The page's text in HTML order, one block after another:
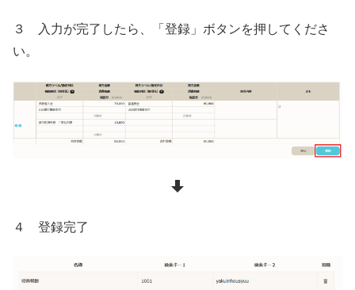
３ 入力が完了したら、「登録」ボタンを押してくださ
い。
４ 登録完了